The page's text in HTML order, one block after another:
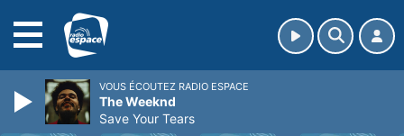
VOUS ÉCOUTEZ RADIO ESPACE
The Weeknd
Save Your Tears